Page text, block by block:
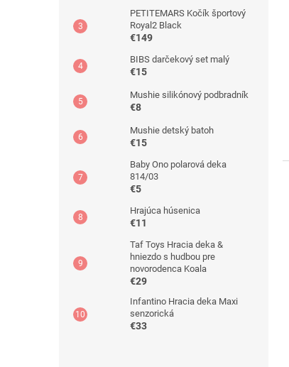
PETITEMARS Kočík športový
Royal2 Black
€149
BIBS darčekový set malý
€15
Mushie silikónový podbradník
€8
Mushie detský batoh
€15
Baby Ono polarová deka
814/03
€5
Hrajúca húsenica
€11
Taf Toys Hracia deka &
hniezdo s hudbou pre
novorodenca Koala
€29
Infantino Hracia deka Maxi
senzorická
€33